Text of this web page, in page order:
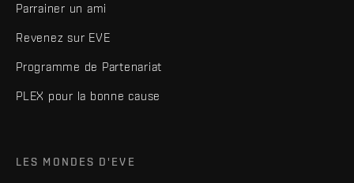
Parrainer un ami
Revenez sur EVE
Programme de Partenariat
PLEX pour la bonne cause
LES MONDES D'EVE